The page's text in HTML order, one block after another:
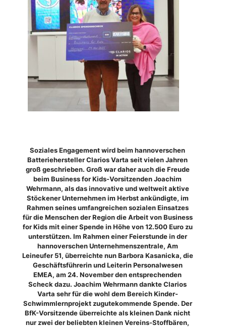
Soziales Engagement wird beim hannoverschen
Batteriehersteller Clarios Varta seit vielen Jahren
groß geschrieben. Groß war daher auch die Freude
beim Business for Kids-Vorsitzenden Joachim
Wehrmann, als das innovative und weltweit aktive
Stöckener Unternehmen im Herbst ankündigte, im
Rahmen seines umfangreichen sozialen Einsatzes
für die Menschen der Region die Arbeit von Business
for Kids mit einer Spende in Höhe von 12.500 Euro zu
unterstützen. Im Rahmen einer Feierstunde in der
hannoverschen Unternehmenszentrale, Am
Leineufer 51, überreichte nun Barbora Kasanicka, die
Geschäftsführerin und Leiterin Personalwesen
EMEA, am 24. November den entsprechenden
Scheck dazu. Joachim Wehrmann dankte Clarios
Varta sehr für die wohl dem Bereich Kinder-
Schwimmlernprojekt zugutekommende Spende. Der
BfK-Vorsitzende überreichte als kleinen Dank nicht
nur zwei der beliebten kleinen Vereins-Stoffbären,